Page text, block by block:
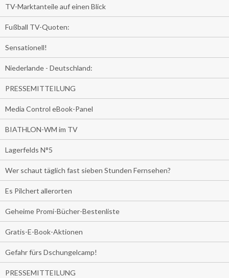
TV-Marktanteile auf einen Blick
Fußball TV-Quoten:
Sensationell!
Niederlande - Deutschland:
PRESSEMITTEILUNG
Media Control eBook-Panel
BIATHLON-WM im TV
Lagerfelds N°5
Wer schaut täglich fast sieben Stunden Fernsehen?
Es Pilchert allerorten
Geheime Promi-Bücher-Bestenliste
Gratis-E-Book-Aktionen
Gefahr fürs Dschungelcamp!
PRESSEMITTEILUNG